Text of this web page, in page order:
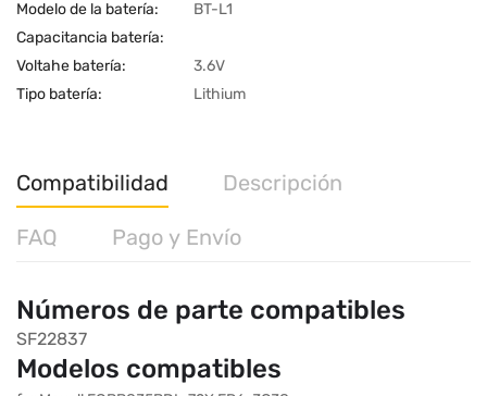
Modelo de la batería:
BT-L1
Capacitancia batería:
Voltahe batería:
3.6V
Tipo batería:
Lithium
Compatibilidad Descripción
FAQ Pago y Envío
Números de parte compatibles
SF22837
Modelos compatibles